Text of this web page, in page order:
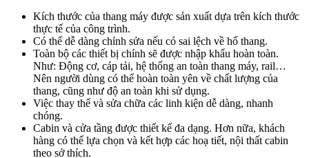
Kích thước của thang máy được sản xuất dựa trên kích thước
thực tế của công trình.
Có thể dễ dàng chỉnh sửa nếu có sai lệch về hố thang.
Toàn bộ các thiết bị chính sẽ được nhập khẩu hoàn toàn.
Như: Động cơ, cáp tải, hệ thống an toàn thang máy, rail…
Nên người dùng có thể hoàn toàn yên về chất lượng của
thang, cũng như độ an toàn khi sử dụng.
Việc thay thế và sửa chữa các linh kiện dễ dàng, nhanh
chóng.
Cabin và cửa tầng được thiết kế đa dạng. Hơn nữa, khách
hàng có thể lựa chọn và kết hợp các hoạ tiết, nội thất cabin
theo sở thích.